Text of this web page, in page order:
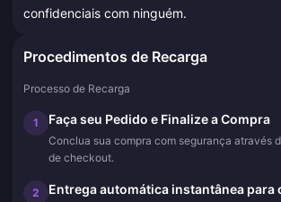
confidenciais com ninguém.
Procedimentos de Recarga
Processo de Recarga
1 Faça seu Pedido e Finalize a Compra
Conclua sua compra com segurança através
de checkout.
2 Entrega automática instantânea para